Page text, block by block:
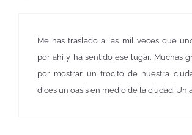
Me has traslado a las mil veces que
por ahí y ha sentido ese lugar. Muchas
por mostrar un trocito de nuestra
dices un oasis en medio de la ciudad. Un